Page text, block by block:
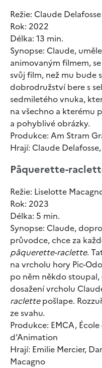
Režie: Claude Delafosse
Rok: 2022
Délka: 13 min.
Synopse: Claude,
animovaným filmem,
svůj film, než mu bude
dobrodružství bere s
sedmiletého vnuka,
na všechno a kterému
a pohyblivé obrázky.
Produkce: Am Stram
Hrají: Claude
Pâquerette-
Režie: Liselotte
Rok: 2023
Délka: 5 min.
Synopse: Claude,
průvodce, chce za
pâquerette-raclette.
na vrcholu hory Pic-
po něm někdo
dosažení vrcholu
raclettepošlape.
ze svahu.
Produkce: EMCA,
d’Animation
Hrají: Emilie Mercier,
Macagno